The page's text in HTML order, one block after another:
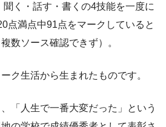
く・話す・書くの4技能を一度に
点満点中91点をマークしていると
数ソース確認できず）。
ク生活から生まれたものです。
「人生で一番大変だった」という